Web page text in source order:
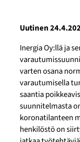
Uutinen
Inergia Oy:llä ja
varten osana
varautumisella
saantia
suunnitelmasta
koronatilanteen
henkilöstö on